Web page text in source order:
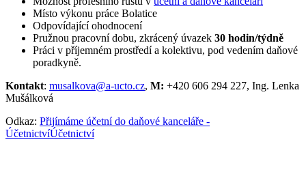
Místo výkonu práce Bolatice
Odpovídající ohodnocení
Pružnou pracovní dobu, zkrácený úvazek 30 hodin/týdně
Práci v příjemném prostředí a kolektivu, pod vedením daňové
poradkyně.
Kontakt: musalkova@a-ucto.cz, M: +420 606 294 227, Ing. Lenka
Mušálková
Odkaz: Přijímáme účetní do daňové kanceláře -
ÚčetnictvíÚčetnictví